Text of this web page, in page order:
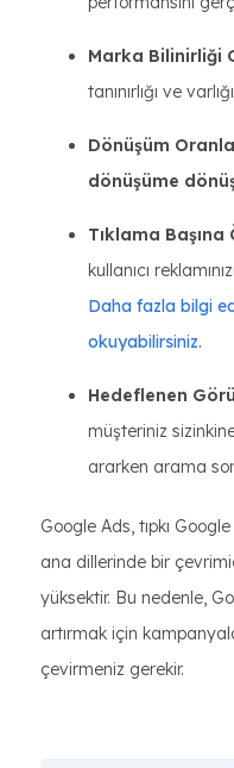
Marka Bilinirliği
tanınırlığı ve
Dönüşüm
dönüşüme
Tıklama Başına
kullanıcı
Daha fazla bilgi
okuyabilirsiniz.
Hedeflenen
müşteriniz
ararken arama
Google Ads, tıpkı
ana dillerinde bir
yüksektir. Bu nedenle,
artırmak için
çevirmeniz gerekir.